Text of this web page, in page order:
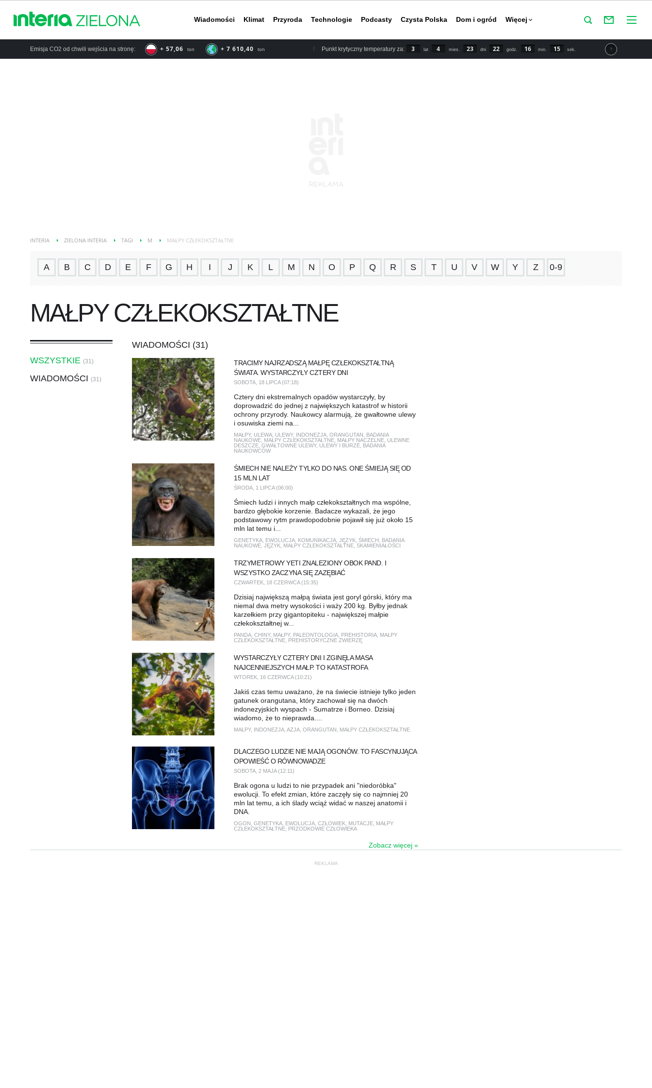
Wiadomości Klimat Przyroda Technologie Podcasty Czysta Polska Dom i ogród Więcej
Emisja CO2 od chwili wejścia na stronę: + 66,57 ton + 8 878,80 ton Punkt krytyczny temperatury za: 3 lat 4 mies. 23 dni 22 godz. 16 min. 14 sek.
INTERIA ZIELONA INTERIA TAGI M MAŁPY CZŁEKOKSZTAŁTNE
A B C D E F G H I J K L M N O P Q R S T U V W Y Z 0-9
MAŁPY CZŁEKOKSZTAŁTNE
WSZYSTKIE (31)
WIADOMOŚCI (31)
WIADOMOŚCI (31)
TRACIMY NAJRZADSZĄ MAŁPĘ CZŁEKOKSZTAŁTNĄ
ŚWIATA. WYSTARCZYŁY CZTERY DNI
SOBOTA, 18 LIPCA (07:18)
Cztery dni ekstremalnych opadów wystarczyły, by
doprowadzić do jednej z największych katastrof w historii
ochrony przyrody. Naukowcy alarmują, że gwałtowne ulewy
i osuwiska ziemi na...
MAŁPY, ULEWA ULEWY, INDONEZJA ORANGUTAN
BADANIA
NAUKOWE MAŁPY CZŁEKOKSZTAŁTNE MAŁPY NACZELNE ULEWNE
DESZCZE GWAŁTOWNE ULEWY, ULEWY I BURZE BADANIA
NAUKOWCÓW
ŚMIECH NIE NALEŻY TYLKO DO NAS. ONE ŚMIEJĄ SIĘ OD
15 MLN LAT
ŚRODA, 1 LIPCA (06:00)
Śmiech ludzi i innych małp człekokształtnych ma wspólne,
bardzo głębokie korzenie. Badacze wykazali, że jego
podstawowy rytm prawdopodobnie pojawił się już około 15
mln lat temu i...
GENETYKA EWOLUCJA KOMUNIKACJA JĘZYK ŚMIECH
BADANIA
NAUKOWE JĘZYK MAŁPY CZŁEKOKSZTAŁTNE SKAMIENIAŁOŚCI
TRZYMETROWY YETI ZNALEZIONY OBOK PAND. I
WSZYSTKO ZACZYNA SIĘ ZAZĘBIAĆ
CZWARTEK, 18 CZERWCA (15:35)
Dzisiaj największą małpą świata jest goryl górski, który ma
niemal dwa metry wysokości i waży 200 kg. Byłby jednak
karzełkiem przy gigantopiteku - największej małpie
człekokształtnej w...
PANDA CHINY, MAŁPY, PALEONTOLOGIA PREHISTORIA MAŁPY
CZŁEKOKSZTAŁTNE PREHISTORYCZNE ZWIERZĘ
WYSTARCZYŁY CZTERY DNI I ZGINĘŁA MASA
NAJCENNIEJSZYCH MAŁP. TO KATASTROFA
WTOREK, 16 CZERWCA (10:21)
Jakiś czas temu uważano, że na świecie istnieje tylko jeden
gatunek orangutana, który zachował się na dwóch
indonezyjskich wyspach - Sumatrze i Borneo. Dzisiaj
wiadomo, że to nieprawda....
MAŁPY, INDONEZJA AZJA ORANGUTAN MAŁPY CZŁEKOKSZTAŁTNE
DLACZEGO LUDZIE NIE MAJĄ OGONÓW. TO FASCYNUJĄCA
OPOWIEŚĆ O RÓWNOWADZE
SOBOTA, 2 MAJA (12:11)
Brak ogona u ludzi to nie przypadek ani "niedoróbka"
ewolucji. To efekt zmian, które zaczęły się co najmniej 20
mln lat temu, a ich ślady wciąż widać w naszej anatomii i
DNA.
OGON GENETYKA EWOLUCJA CZŁOWIEK MUTACJE MAŁPY
CZŁEKOKSZTAŁTNE PRZODKOWIE CZŁOWIEKA
Zobacz więcej »
REKLAMA